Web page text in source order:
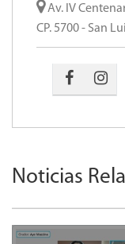
Av. IV
CP. 5700 - San
Noticias